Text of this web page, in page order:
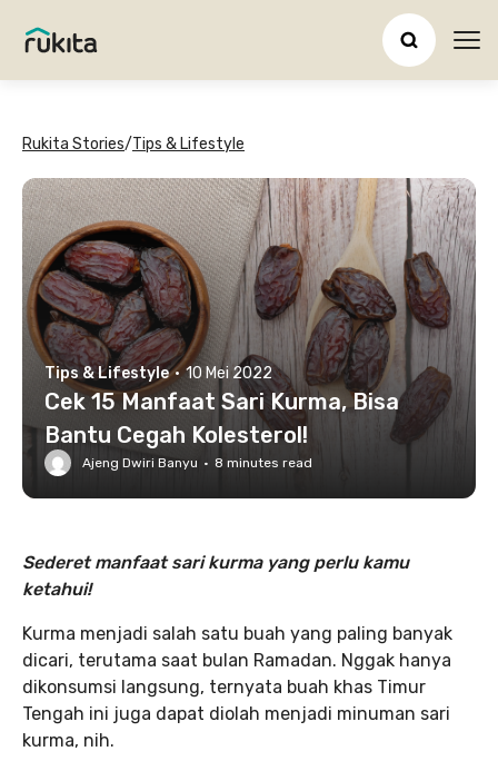
Rukita Stories/Tips & Lifestyle
Tips & Lifestyle · 10 Mei 2022
Cek 15 Manfaat Sari Kurma, Bisa
Bantu Cegah Kolesterol!
Ajeng Dwiri Banyu · 8 minutes read
Sederet manfaat sari kurma yang perlu kamu
ketahui!
Kurma menjadi salah satu buah yang paling banyak
dicari, terutama saat bulan Ramadan. Nggak hanya
dikonsumsi langsung, ternyata buah khas Timur
Tengah ini juga dapat diolah menjadi minuman sari
kurma, nih.